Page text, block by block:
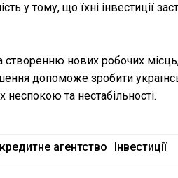
у тому, що їхні інвестиції
створенню нових робочих
допоможе зробити
неспокою та нестабільності.
агентство Інвестиції